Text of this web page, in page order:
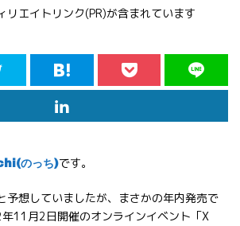
エイトリンク(PR)が含まれています
のっち)です。
予想していましたが、まさかの年内発売で
11月2日開催のオンラインイベント「X